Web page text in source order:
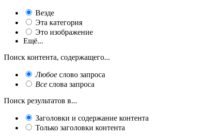
Везде
Эта категория
Это изображение
Ещё...
Поиск контента, содержащего...
Любое слово запроса
Все слова запроса
Поиск результатов в...
Заголовки и содержание контента
Только заголовки контента